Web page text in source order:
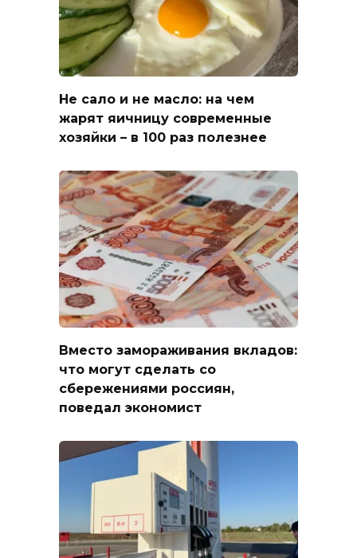
Не сало и не масло: на чем
жарят яичницу современные
хозяйки – в 100 раз полезнее
Вместо замораживания вкладов:
что могут сделать со
сбережениями россиян,
поведал экономист